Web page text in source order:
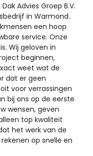
Advies Groep B.V.
in Warmond.
een hoop
service. Onze
Wij geloven in
beginnen,
weet wat de
dat er geen
voor verrassingen
bij ons op de eerste
wensen, geven
top kwaliteit
het werk van de
op snelle en